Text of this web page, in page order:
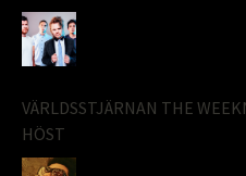
VÄRLDSSTJÄRNAN THE
HÖST